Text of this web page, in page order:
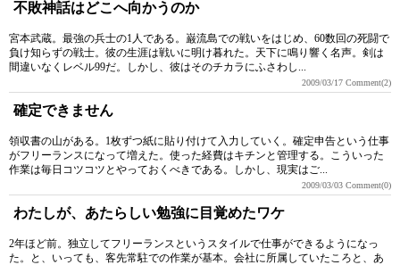
不敗神話はどこへ向かうのか
宮本武蔵。最強の兵士の1人である。巌流島での戦いをはじめ、60数回の死闘で
負け知らずの戦士。彼の生涯は戦いに明け暮れた。天下に鳴り響く名声。剣は
間違いなくレベル99だ。しかし、彼はそのチカラにふさわし...
2009/03/17 Comment(2)
確定できません
領収書の山がある。1枚ずつ紙に貼り付けて入力していく。確定申告という仕事
がフリーランスになって増えた。使った経費はキチンと管理する。こういった
作業は毎日コツコツとやっておくべきである。しかし、現実はご...
2009/03/03 Comment(0)
わたしが、あたらしい勉強に目覚めたワケ
2年ほど前。独立してフリーランスというスタイルで仕事ができるようになっ
た。と、いっても、客先常駐での作業が基本。会社に所属していたころと、あ